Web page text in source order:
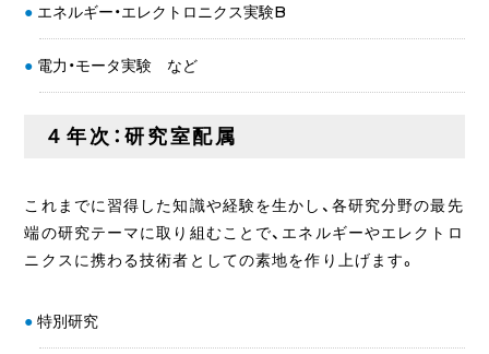
エネルギー・エレクトロニクス実験B
電力・モータ実験 など
４年次：研究室配属
これまでに習得した知識や経験を生かし、各研究分野の最先
端の研究テーマに取り組むことで、エネルギーやエレクトロ
ニクスに携わる技術者としての素地を作り上げます。
特別研究